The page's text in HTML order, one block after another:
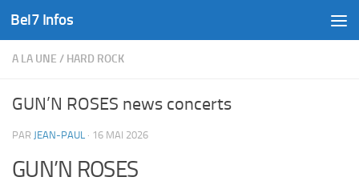
Skip to content
Bel7 Infos
A LA UNE / HARD ROCK
GUN’N ROSES news concerts
PAR JEAN-PAUL · 16 MAI 2026
GUN’N ROSES